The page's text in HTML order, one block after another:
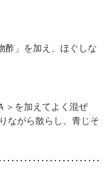
酢」を加え、ほぐしな
＞を加えてよく混ぜ
ながら散らし、青じそ